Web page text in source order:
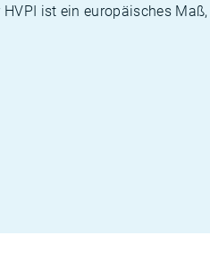
ist ein europäisches